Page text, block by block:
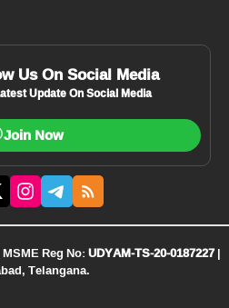
Us On Social Media
Update On Social Media
Join Now
Reg No:UDYAM-TS-20-0187227|
Telangana.